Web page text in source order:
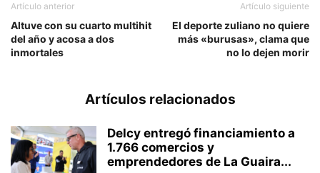
Artículo anterior
Altuve con su cuarto multihit
del año y acosa a dos
inmortales
Artículo siguiente
El deporte zuliano no quiere
más «burusas», clama que
no lo dejen morir
Artículos relacionados
Delcy entregó financiamiento a
1.766 comercios y
emprendedores de La Guaira...